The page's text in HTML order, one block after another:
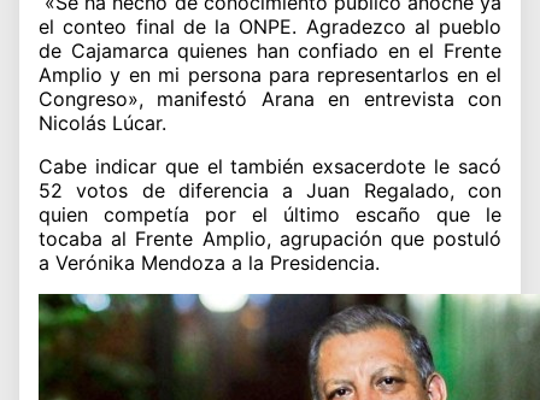
el conteo final de la ONPE. Agradezco al pueblo
de Cajamarca quienes han confiado en el Frente
Amplio y en mi persona para representarlos en el
Congreso», manifestó Arana en entrevista con
Nicolás Lúcar.
Cabe indicar que el también exsacerdote le sacó
52 votos de diferencia a Juan Regalado, con
quien competía por el último escaño que le
tocaba al Frente Amplio, agrupación que postuló
a Verónika Mendoza a la Presidencia.